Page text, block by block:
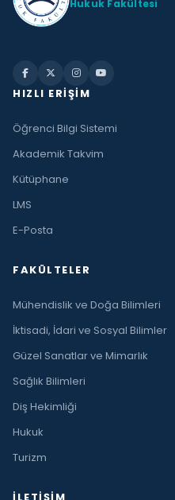
Hukuk Fakültesi
HIZLI ERIŞIM
Öğrenci Bilgi Sistemi
Akademik Takvim
Kütüphane
LMS
E-Posta
FAKÜLTELER
Mühendislik ve Doğa Bilimleri
İktisadi, İdari ve Sosyal Bilimler
Güzel Sanatlar ve Mimarlık
Sağlık Bilimleri
Diş Hekimliği
Hukuk
Turizm